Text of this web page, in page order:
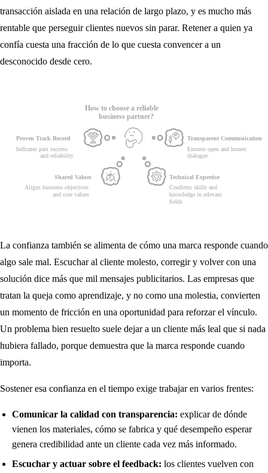
transacción aislada en una relación de largo plazo, y es mucho más
rentable que perseguir clientes nuevos sin parar. Retener a quien ya
confía cuesta una fracción de lo que cuesta convencer a un
desconocido desde cero.
La confianza también se alimenta de cómo una marca responde cuando
algo sale mal. Escuchar al cliente molesto, corregir y volver con una
solución dice más que mil mensajes publicitarios. Las empresas que
tratan la queja como aprendizaje, y no como una molestia, convierten
un momento de fricción en una oportunidad para reforzar el vínculo.
Un problema bien resuelto suele dejar a un cliente más leal que si nada
hubiera fallado, porque demuestra que la marca responde cuando
importa.
Sostener esa confianza en el tiempo exige trabajar en varios frentes:
Comunicar la calidad con transparencia: explicar de dónde
vienen los materiales, cómo se fabrica y qué desempeño esperar
genera credibilidad ante un cliente cada vez más informado.
Escuchar y actuar sobre el feedback: los clientes vuelven con